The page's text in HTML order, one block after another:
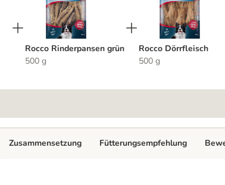
Rocco Rinderpansen grün
500 g
Rocco Dörrfleisch
500 g
Zusammensetzung Fütterungsempfehlung